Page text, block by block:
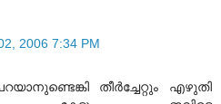
2006 7:34 PM
തീര്‍ച്ചേറ്റും എഴുതി